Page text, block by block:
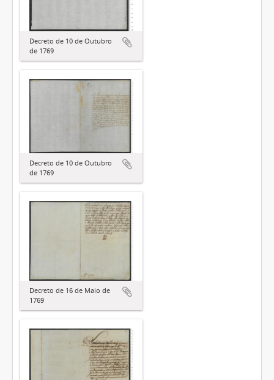
Decreto de 10 de Outubro
de 1769
Decreto de 10 de Outubro
de 1769
Decreto de 16 de Maio de
1769